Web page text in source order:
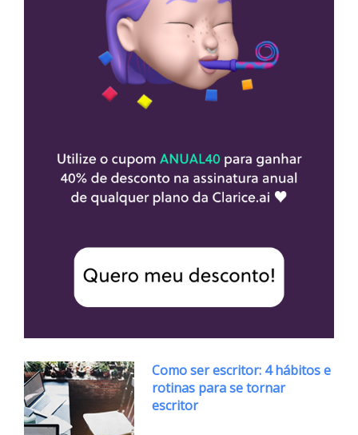
Como ser escritor: 4 hábitos e
rotinas para se tornar
escritor